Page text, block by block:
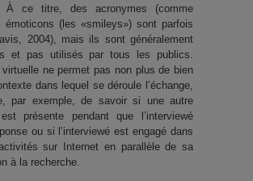
À ce titre, des acronymes (comme
émoticons (les «smileys») sont parfois
2004), mais ils sont généralement
et pas utilisés par tous les publics.
virtuelle ne permet pas non plus de bien
dans lequel se déroule l’échange,
par exemple, de savoir si une autre
présente pendant que l’interviewé
ou si l’interviewé est engagé dans
sur Internet en parallèle de sa
à la recherche.